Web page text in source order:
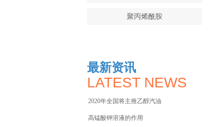
聚丙烯酰胺
双氧水(过氧化氢)
冰醋酸
柠檬酸钠
最新资讯
LATEST NEWS
2020年全国将主推乙醇汽油
高锰酸钾溶液的作用